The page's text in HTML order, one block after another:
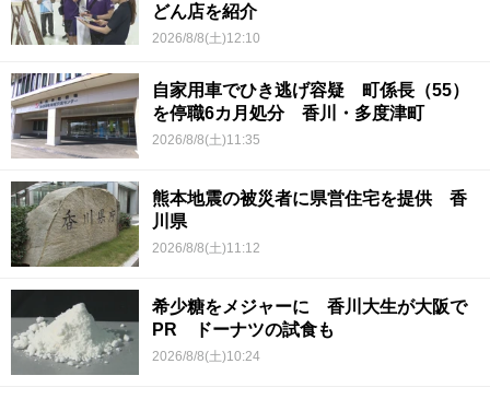
どん店を紹介
2026/8/8(土)12:10
自家用車でひき逃げ容疑 町係長（55）
を停職6カ月処分 香川・多度津町
2026/8/8(土)11:35
熊本地震の被災者に県営住宅を提供 香
川県
2026/8/8(土)11:12
希少糖をメジャーに 香川大生が大阪で
PR ドーナツの試食も
2026/8/8(土)10:24